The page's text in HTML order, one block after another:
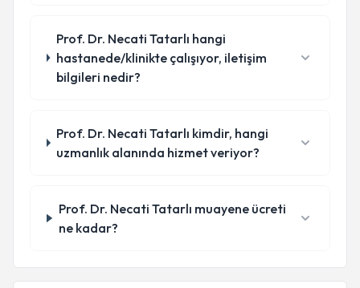
Prof. Dr. Necati Tatarlı hangi
hastanede/klinikte çalışıyor, iletişim
bilgileri nedir?
Prof. Dr. Necati Tatarlı kimdir, hangi
uzmanlık alanında hizmet veriyor?
Prof. Dr. Necati Tatarlı muayene ücreti
ne kadar?